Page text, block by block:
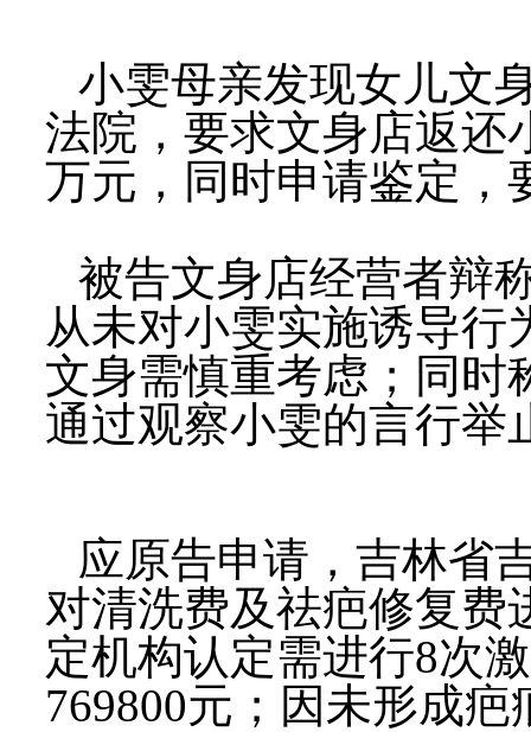
小雯母亲发现女儿文
法院，要求文身店返还
万元，同时申请鉴定，
被告文身店经营者辩
从未对小雯实施诱导行
文身需慎重考虑；同时
通过观察小雯的言行举
应原告申请，吉林省
对清洗费及祛疤修复费
定机构认定需进行8次
769800元；因未形成